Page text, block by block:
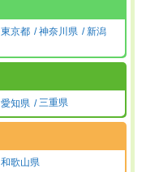
東京都 神奈川県
新潟
愛知県 三重県
和歌山県